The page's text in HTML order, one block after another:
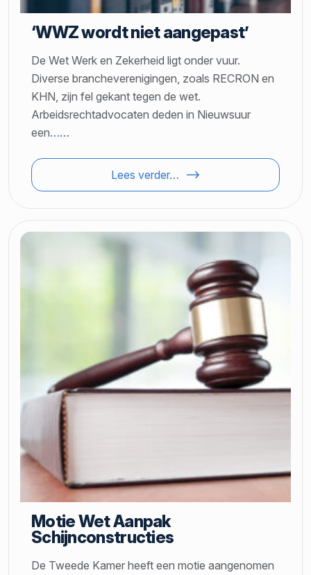
‘WWZ wordt niet aangepast’
De Wet Werk en Zekerheid ligt onder vuur.
Diverse brancheverenigingen, zoals RECRON en
KHN, zijn fel gekant tegen de wet.
Arbeidsrechtadvocaten deden in Nieuwsuur
een……
Lees verder…
Motie Wet Aanpak
Schijnconstructies
De Tweede Kamer heeft een motie aangenomen